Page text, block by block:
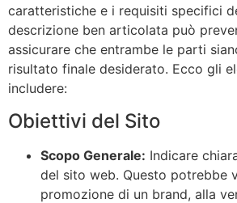
caratteristiche e i requisiti specifici
descrizione ben articolata può
assicurare che entrambe le parti
risultato finale desiderato. Ecco gli
includere:
Obiettivi del Sito
Scopo Generale: Indicare
del sito web. Questo potrebbe
promozione di un brand, alla